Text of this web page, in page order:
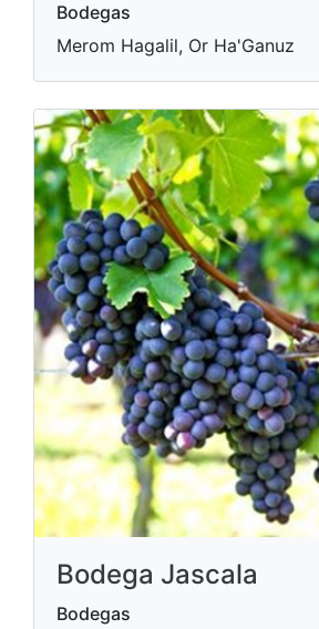
Bodegas
Merom Hagalil, Or Ha'Ganuz
Bodega Jascala
Bodegas